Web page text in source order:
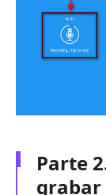
Parte
grabar